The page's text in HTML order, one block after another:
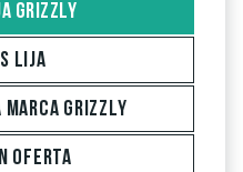
GRIZZLY
LIJA
GRIZZLY
OFERTA